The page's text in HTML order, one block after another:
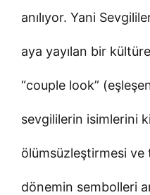
anılıyor. Yani
aya yayılan bir
“couple look”
sevgililerin isimlerini
ölümsüzleştirmesi ve
dönemin sembolleri